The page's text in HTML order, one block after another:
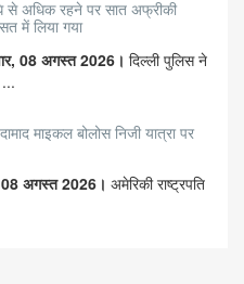
से अधिक रहने पर सात अफ्रीकी
में लिया गया
08 अगस्त 2026। दिल्ली पुलिस ने
माइकल बोलोस निजी यात्रा पर
08 अगस्त 2026। अमेरिकी राष्ट्रपति